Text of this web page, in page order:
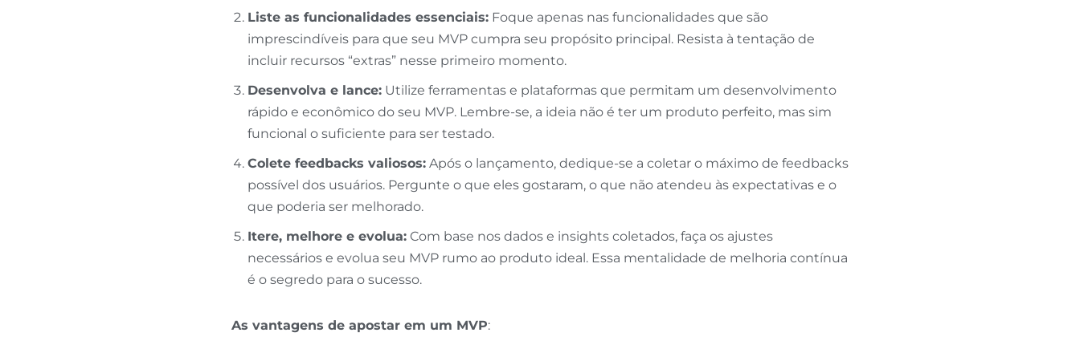
Liste as funcionalidades essenciais: Foque apenas nas funcionalidades que são
imprescindíveis para que seu MVP cumpra seu propósito principal. Resista à tentação de
incluir recursos “extras” nesse primeiro momento.
Desenvolva e lance: Utilize ferramentas e plataformas que permitam um desenvolvimento
rápido e econômico do seu MVP. Lembre-se, a ideia não é ter um produto perfeito, mas sim
funcional o suficiente para ser testado.
Colete feedbacks valiosos: Após o lançamento, dedique-se a coletar o máximo de feedbacks
possível dos usuários. Pergunte o que eles gostaram, o que não atendeu às expectativas e o
que poderia ser melhorado.
Itere, melhore e evolua: Com base nos dados e insights coletados, faça os ajustes
necessários e evolua seu MVP rumo ao produto ideal. Essa mentalidade de melhoria contínua
é o segredo para o sucesso.
As vantagens de apostar em um MVP: